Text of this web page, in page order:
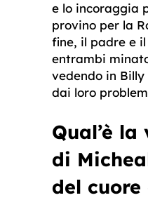
e lo incoraggia
provino per la
fine, il padre e
entrambi
vedendo in Billy
dai loro
Qual’è
di
del